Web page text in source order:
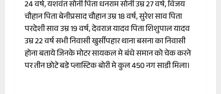
24 वर्ष, यशवंत सोनी पिता धनराम सोनी उम्र 27 वर्ष, विजय
चौहान पिता बेनीप्रसाद चौहान उम्र 18 वर्ष, सुरेश साव पिता
परदेशी साव उम्र 19 वर्ष, देवराज यादव पिता शिशुपाल यादव
उम्र 22 वर्ष सभी निवासी खुर्सीपहार थाना बसना का निवासी
होना बताये जिनके मोटर सायकल मे बंधे समान को चेक करने
पर तीन छोटे बडे प्लास्टिक बोरी मे कुल 450 नग साडी मिला।